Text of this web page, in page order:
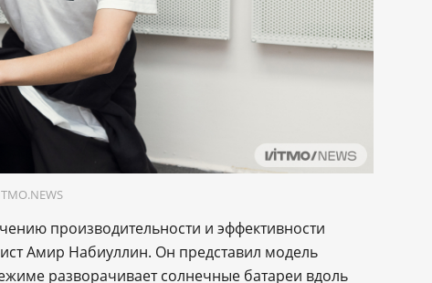
производительности и эффективности
Амир Набиуллин. Он представил модель
разворачивает солнечные батареи вдоль